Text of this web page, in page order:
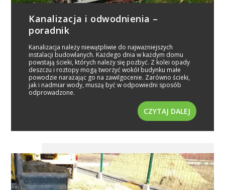
Kanalizacja i odwodnienia –
poradnik
Kanalizacja należy niewątpliwie do najważniejszych
instalacji budowlanych. Każdego dnia w każdym domu
powstają ścieki, których należy się pozbyć. Z kolei opady
deszczu i roztopy mogą tworzyć wokół budynku małe
powodzie narażając go na zawilgocenie. Zarówno ścieki,
jak i nadmiar wody, muszą być w odpowiedni sposób
odprowadzone.
CZYTAJ DALEJ